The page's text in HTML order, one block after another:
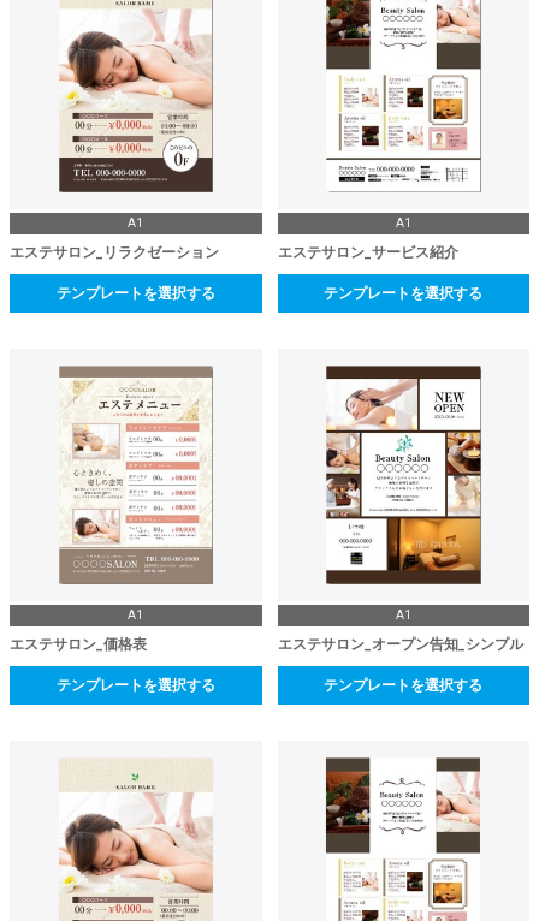
A1
エステサロン_リラクゼーション
テンプレートを選択する
A1
エステサロン_サービス紹介
テンプレートを選択する
A1
エステサロン_価格表
テンプレートを選択する
A1
エステサロン_オープン告知_シンプル
テンプレートを選択する